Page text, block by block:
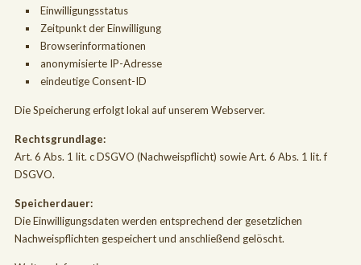
Einwilligungsstatus
Zeitpunkt der Einwilligung
Browserinformationen
anonymisierte IP-Adresse
eindeutige Consent-ID
Die Speicherung erfolgt lokal auf unserem Webserver.
Rechtsgrundlage:
Art. 6 Abs. 1 lit. c DSGVO (Nachweispflicht) sowie Art. 6 Abs. 1 lit. f
DSGVO.
Speicherdauer:
Die Einwilligungsdaten werden entsprechend der gesetzlichen
Nachweispflichten gespeichert und anschließend gelöscht.